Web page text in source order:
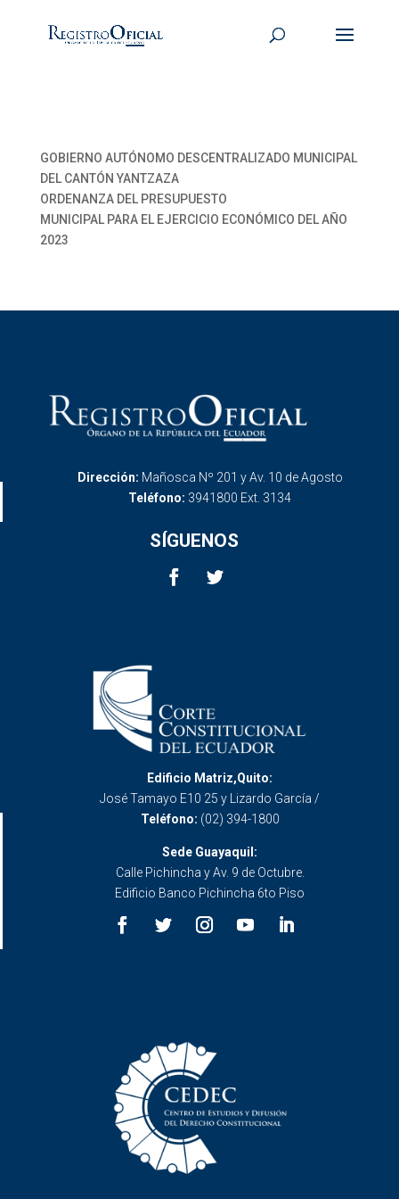
GOBIERNO AUTÓNOMO DESCENTRALIZADO MUNICIPAL
DEL CANTÓN YANTZAZA
ORDENANZA DEL PRESUPUESTO
MUNICIPAL PARA EL EJERCICIO ECONÓMICO DEL AÑO
2023
Dirección: Mañosca Nº 201 y Av. 10 de Agosto
Teléfono: 3941800 Ext. 3134
SÍGUENOS
Edificio Matriz,Quito:
José Tamayo E10 25 y Lizardo García /
Teléfono: (02) 394-1800
Sede Guayaquil:
Calle Pichincha y Av. 9 de Octubre.
Edificio Banco Pichincha 6to Piso